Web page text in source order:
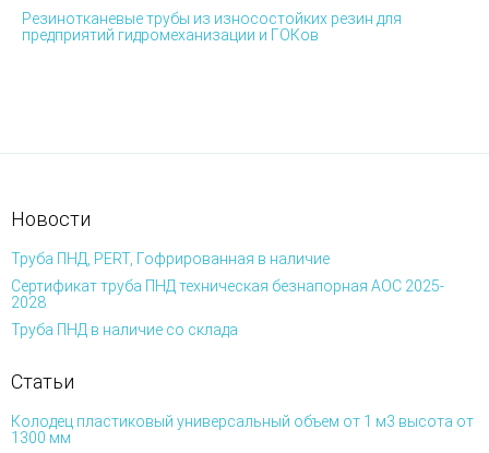
Резинотканевые трубы из износостойких резин для
предприятий гидромеханизации и ГОКов
Новости
Труба ПНД, PERT, Гофрированная в наличие
Сертификат труба ПНД техническая безнапорная АОС 2025-
2028
Труба ПНД в наличие со склада
Статьи
Колодец пластиковый универсальный объем от 1 м3 высота от
1300 мм